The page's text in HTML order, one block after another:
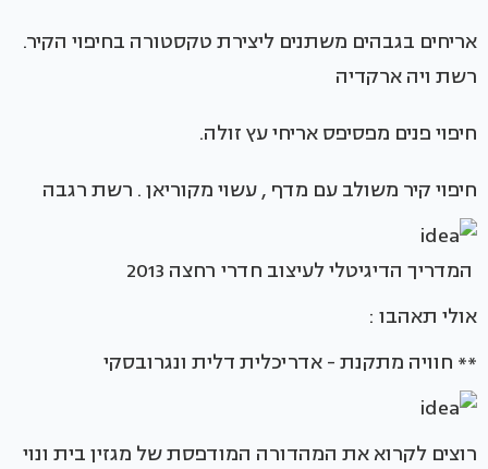
אריחים בגבהים משתנים ליצירת טקסטורה בחיפוי הקיר.
רשת ויה ארקדיה
חיפוי פנים מפסיפס אריחי עץ זולה.
חיפוי קיר משולב עם מדף , עשוי מקוריאן . רשת רגבה
המדריך הדיגיטלי לעיצוב חדרי רחצה 2013
אולי תאהבו :
** חוויה מתקנת - אדריכלית דלית ונגרובסקי
רוצים לקרוא את המהדורה המודפסת של מגזין בית ונוי